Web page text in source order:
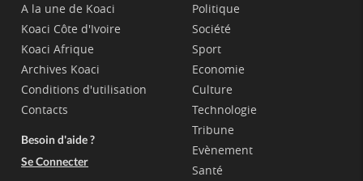
A la une de Koaci
Koaci Côte d'Ivoire
Koaci Afrique
Archives Koaci
Conditions d'utilisation
Contacts
Besoin d'aide ?
Se Connecter
Politique
Société
Sport
Economie
Culture
Technologie
Tribune
Evènement
Santé